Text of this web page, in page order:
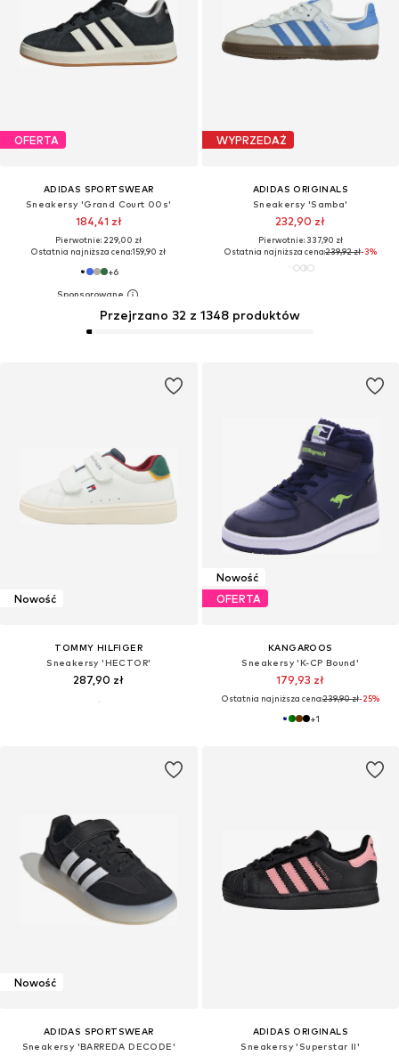
OFERTA
ADIDAS SPORTSWEAR
Sneakersy 'Grand Court 00s'
184,41 zł
Pierwotnie: 229,00 zł
Ostatnia najniższa cena:159,90 zł
+6
WYPRZEDAŻ
ADIDAS ORIGINALS
Sneakersy 'Samba'
232,90 zł
Pierwotnie: 337,90 zł
Ostatnia najniższa cena:239,92 zł-3%
Przejrzano 32 z 1348 produktów
Nowość
TOMMY HILFIGER
Sneakersy 'HECTOR'
287,90 zł
Nowość
OFERTA
KANGAROOS
Sneakersy 'K-CP Bound'
179,93 zł
Ostatnia najniższa cena:239,90 zł-25%
+1
Nowość
ADIDAS SPORTSWEAR
Sneakersy 'BARREDA DECODE'
ADIDAS ORIGINALS
Sneakersy 'Superstar II'